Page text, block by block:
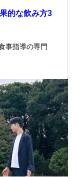
的な飲み方3
事指導の専門